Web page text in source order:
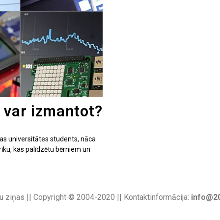
izmantot?
universitātes students, nāca
kas palīdzētu bērniem un
ziņas || Copyright © 2004-2020 || Kontaktinformācija: